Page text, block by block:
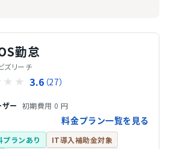
勤怠
ズリーチ
★ ★ 3.6 （27）
ー
初期費用 0 円
料金プラン一覧を見る
プランあり
IT導入補助金対象